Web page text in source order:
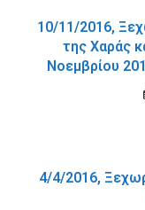
10/11/2016,
της Χαράς
Νοεμβρίου
4/4/2016,